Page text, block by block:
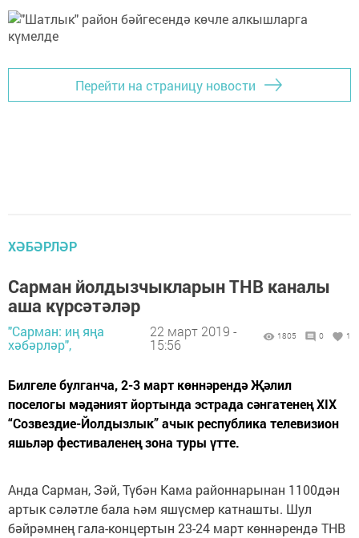
Перейти на страницу новости
ХӘБӘРЛӘР
Сарман йолдызчыкларын ТНВ каналы
аша күрсәтәләр
"Сарман: иң яңа
хәбәрләр",
22 март 2019 -
15:56
1805 0 1
Билгеле булганча, 2-3 март көннәрендә Җәлил
поселогы мәдәният йортында эстрада сәнгатенең XIX
“Созвездие-Йолдызлык” ачык республика телевизион
яшьләр фестиваленең зона туры үтте.
Анда Сарман, Зәй, Түбән Кама районнарынан 1100дән
артык сәләтле бала һәм яшүсмер катнашты. Шул
бәйрәмнең гала-концертын 23-24 март көннәрендә ТНВ